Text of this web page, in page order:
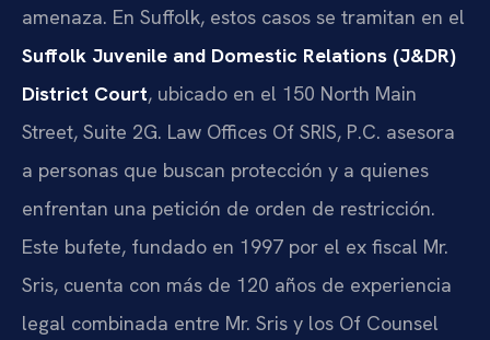
amenaza. En Suffolk, estos casos se tramitan en el
Suffolk Juvenile and Domestic Relations (J&DR)
District Court, ubicado en el 150 North Main
Street, Suite 2G. Law Offices Of SRIS, P.C. asesora
a personas que buscan protección y a quienes
enfrentan una petición de orden de restricción.
Este bufete, fundado en 1997 por el ex fiscal Mr.
Sris, cuenta con más de 120 años de experiencia
legal combinada entre Mr. Sris y los Of Counsel